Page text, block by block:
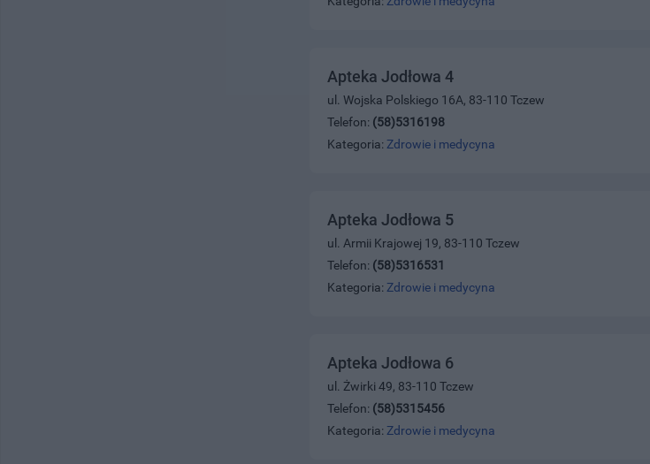
Apteka Jodłowa 4
ul. Wojska Polskiego 16A, 83-110 Tczew
Telefon: (58)5316198
Kategoria: Zdrowie i medycyna
Apteka Jodłowa 5
ul. Armii Krajowej 19, 83-110 Tczew
Telefon: (58)5316531
Kategoria: Zdrowie i medycyna
Apteka Jodłowa 6
ul. Żwirki 49, 83-110 Tczew
Telefon: (58)5315456
Kategoria: Zdrowie i medycyna